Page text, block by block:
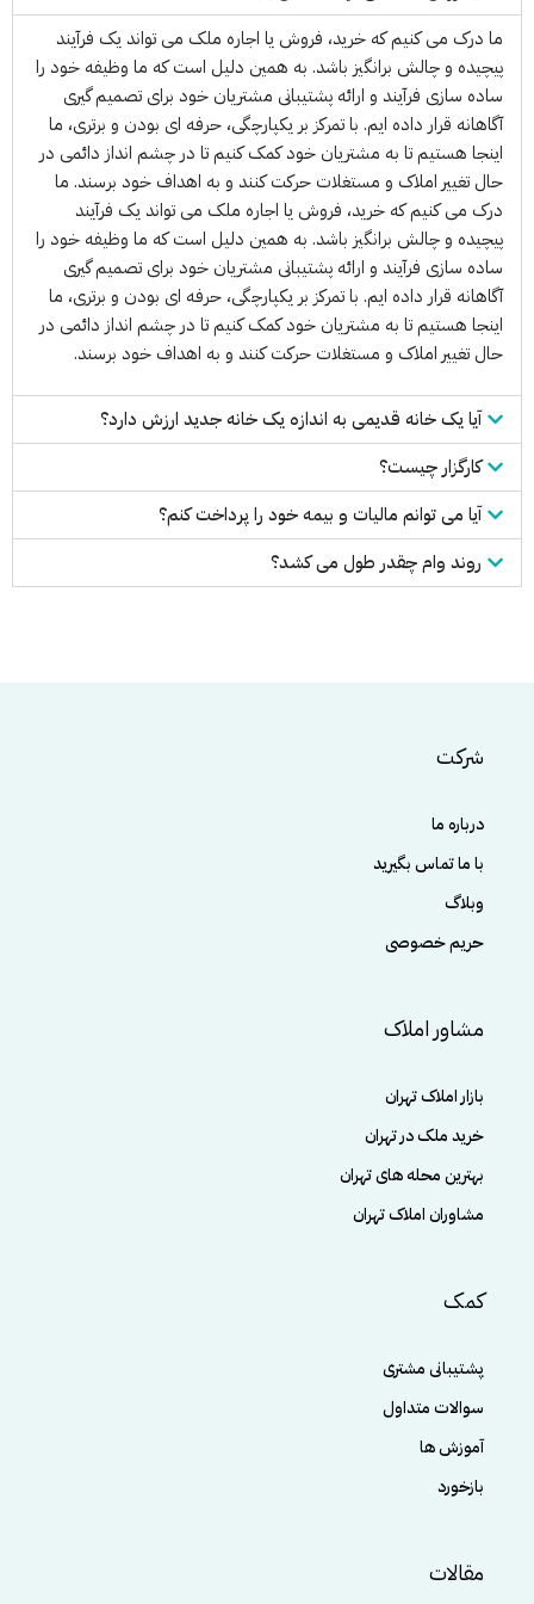
ما درک می کنیم که خرید، فروش یا اجاره ملک می تواند یک فرآیند
پیچیده و چالش برانگیز باشد. به همین دلیل است که ما وظیفه خود را
ساده سازی فرآیند و ارائه پشتیبانی مشتریان خود برای تصمیم گیری
آگاهانه قرار داده ایم. با تمرکز بر یکپارچگی، حرفه ای بودن و برتری، ما
اینجا هستیم تا به مشتریان خود کمک کنیم تا در چشم انداز دائمی در
حال تغییر املاک و مستغلات حرکت کنند و به اهداف خود برسند. ما
درک می کنیم که خرید، فروش یا اجاره ملک می تواند یک فرآیند
پیچیده و چالش برانگیز باشد. به همین دلیل است که ما وظیفه خود را
ساده سازی فرآیند و ارائه پشتیبانی مشتریان خود برای تصمیم گیری
آگاهانه قرار داده ایم. با تمرکز بر یکپارچگی، حرفه ای بودن و برتری، ما
اینجا هستیم تا به مشتریان خود کمک کنیم تا در چشم انداز دائمی در
حال تغییر املاک و مستغلات حرکت کنند و به اهداف خود برسند.
آیا یک خانه قدیمی به اندازه یک خانه جدید ارزش دارد؟
کارگزار چیست؟
آیا می توانم مالیات و بیمه خود را پرداخت کنم؟
روند وام چقدر طول می کشد؟
شرکت
درباره ما
با ما تماس بگیرید
وبلاگ
حریم خصوصی
مشاور املاک
بازار املاک تهران
خرید ملک در تهران
بهترین محله های تهران
مشاوران املاک تهران
کمک
پشتیبانی مشتری
سوالات متداول
آموزش ها
بازخورد
مقالات